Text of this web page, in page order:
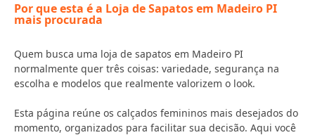
Por que esta é a Loja de Sapatos em Madeiro PI
mais procurada
Quem busca uma loja de sapatos em Madeiro PI
normalmente quer três coisas: variedade, segurança na
escolha e modelos que realmente valorizem o look.
Esta página reúne os calçados femininos mais desejados do
momento, organizados para facilitar sua decisão. Aqui você